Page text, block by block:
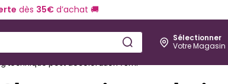
dès 35€d’achat 🚚
Sélectionner
Votre Magasin
Esthétique
technique post décoloration 75ml